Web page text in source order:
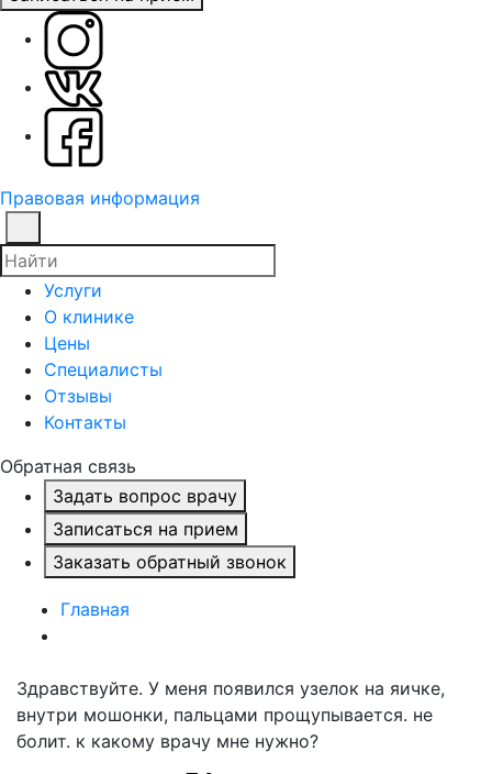
Правовая информация
Услуги
О клинике
Цены
Специалисты
Отзывы
Контакты
Обратная связь
Задать вопрос врачу
Записаться на прием
Заказать обратный звонок
Главная
Здравствуйте. У меня появился узелок на яичке,
внутри мошонки, пальцами прощупывается. не
болит. к какому врачу мне нужно?